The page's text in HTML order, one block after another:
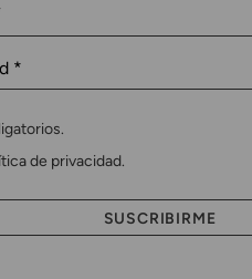
de privacidad.